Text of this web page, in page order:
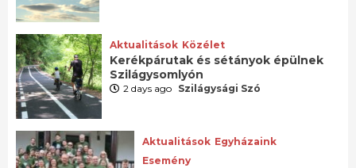
Aktualitások Közélet
Kerékpárutak és sétányok épülnek
Szilágysomlyón
2 days ago Szilágysági Szó
Aktualitások Egyházaink
Esemény